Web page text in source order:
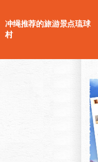
冲绳推荐的旅游景点琉球
村